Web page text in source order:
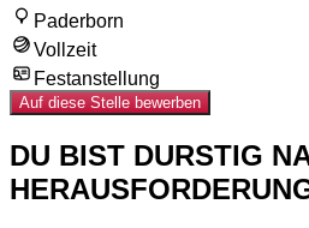
Paderborn
Vollzeit
Festanstellung
Auf diese Stelle bewerben
DU BIST DURSTIG